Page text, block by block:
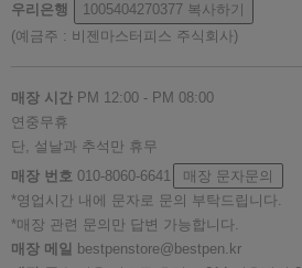
우리은행 1005404270377 복사하기
(예금주 : 비젠마스터피스 주식회사)
매장 시간 PM 12:00 - PM 08:00
연중무휴
단, 설날과 추석만 휴무
매장 번호 010-8060-6641
매장 문자문의
*영업시간 내에 문자로 문의 부탁드립니다.
*매장 관련 문의만 답변 가능합니다.
매장 메일 bestpenstore@bestpen.kr